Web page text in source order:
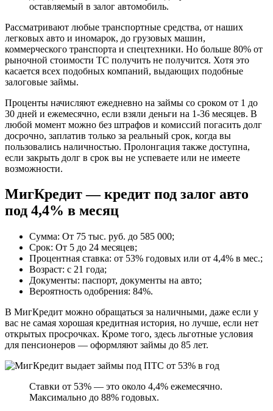
оставляемый в залог автомобиль.
Рассматривают любые транспортные средства, от наших
легковых авто и иномарок, до грузовых машин,
коммерческого транспорта и спецтехники. Но больше 80% от
рыночной стоимости ТС получить не получится. Хотя это
касается всех подобных компаний, выдающих подобные
залоговые займы.
Проценты начисляют ежедневно на займы со сроком от 1 до
30 дней и ежемесячно, если взяли деньги на 1-36 месяцев. В
любой момент можно без штрафов и комиссий погасить долг
досрочно, заплатив только за реальный срок, когда вы
пользовались наличностью. Пролонгация также доступна,
если закрыть долг в срок вы не успеваете или не имеете
возможности.
МигКредит — кредит под залог авто
под 4,4% в месяц
Сумма: От 75 тыс. руб. до 585 000;
Срок: От 5 до 24 месяцев;
Процентная ставка: от 53% годовых или от 4,4% в мес.;
Возраст: с 21 года;
Документы: паспорт, документы на авто;
Вероятность одобрения: 84%.
В МигКредит можно обращаться за наличными, даже если у
вас не самая хорошая кредитная история, но лучше, если нет
открытых просрочках. Кроме того, здесь льготные условия
для пенсионеров — оформляют займы до 85 лет.
Ставки от 53% — это около 4,4% ежемесячно.
Максимально до 88% годовых.